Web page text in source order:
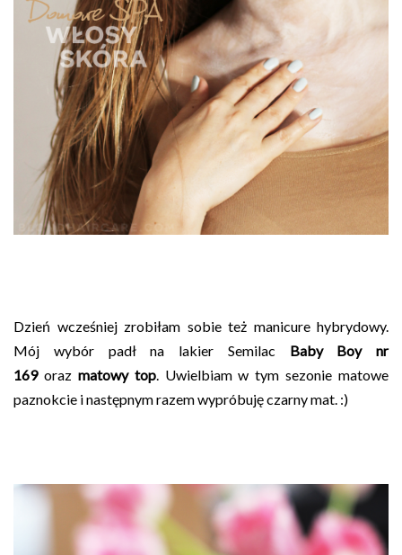
Dzień wcześniej zrobiłam sobie też manicure hybrydowy.
Mój wybór padł na lakier Semilac Baby Boy nr
169oraz matowy top. Uwielbiam w tym sezonie matowe
paznokcie i następnym razem wypróbuję czarny mat. :)